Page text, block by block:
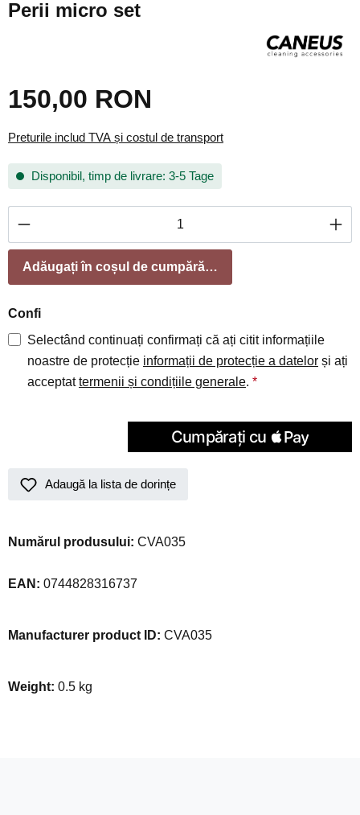
Perii micro set
150,00 RON
Preturile includ TVA și costul de transport
Disponibil, timp de livrare: 3-5 Tage
Cantitate produs: Introduceți cantitatea
Adăugați în coșul de cumpărături
Confi
Selectând continuați confirmați că ați citit informațiile
noastre de protecție informații de protecție a datelor și ați
acceptattermenii și condițiile generale. *
Adaugă la lista de dorințe
Numărul produsului: CVA035
EAN: 0744828316737
Manufacturer product ID: CVA035
Weight: 0.5 kg